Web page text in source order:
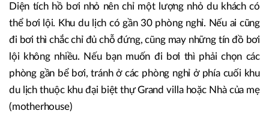
Diện tích hồ bơi nhỏ nên chỉ một lượng nhỏ du khách có
thể bơi lội. Khu du lịch có gần 30 phòng nghỉ. Nếu ai cũng
đi bơi thì chắc chỉ đủ chỗ đứng, cũng may những tín đồ bơi
lội không nhiều. Nếu bạn muốn đi bơi thì phải chọn các
phòng gần bể bơi, tránh ở các phòng nghỉ ở phía cuối khu
du lịch thuộc khu đại biệt thự Grand villa hoặc Nhà của mẹ
(motherhouse)